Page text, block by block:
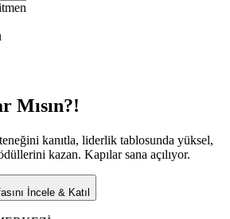
Mısın?!
kanıtla, liderlik tablosunda yüksel,
kazan. Kapılar sana açılıyor.
İncele & Katıl